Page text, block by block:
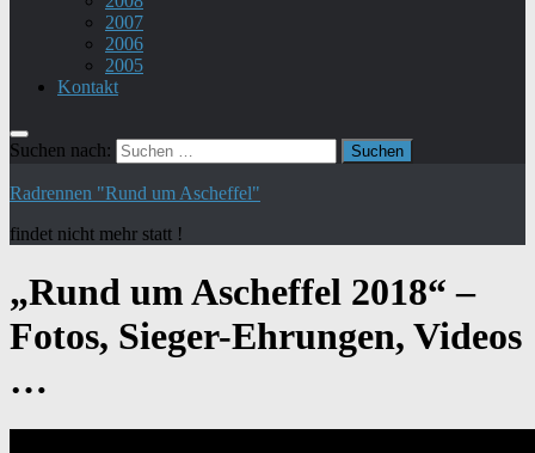
2007
2006
2005
Kontakt
Suchen nach:
Radrennen "Rund um Ascheffel"
findet nicht mehr statt !
„Rund um Ascheffel 2018“ –
Fotos, Sieger-Ehrungen, Videos
…